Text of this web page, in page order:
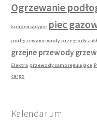
Ogrzewanie
kondensacyjne piec
podgrzewanie wody przegrody
grzejne przewody
Elektra przewody samoregulujące
cargo
Kalendarium